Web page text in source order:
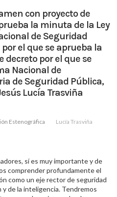
con proyecto de
la minuta de la Ley
de Seguridad
el que se aprueba la
decreto por el que se
Nacional de
de Seguridad Pública,
Lucía Trasviña
Estenográfica Lucía Trasviña
sí es muy importante y de
comprender profundamente el
como un eje rector de seguridad
de la inteligencia. Tendremos